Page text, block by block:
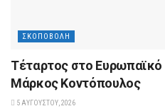
ΣΚΟΠΟΒΟΛΉ
Tέταρτος στο
Μάρκος Κοντόπουλος
5 ΑΥΓΟΎΣΤΟΥ, 2026